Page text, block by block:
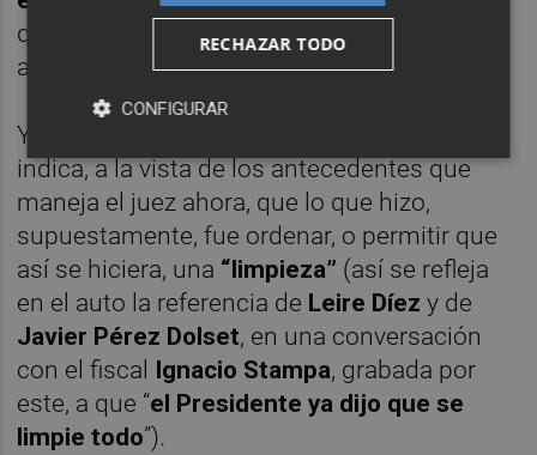
que estaba siendo investigada unos días
antes.
Y no solo siguió
indica, a la vista de los antecedentes que
maneja el juez ahora, que lo que hizo,
supuestamente, fue ordenar, o permitir que
así se hiciera, una “limpieza” (así se refleja
en el auto la referencia de Leire Díez y de
Javier Pérez Dolset, en una conversación
con el fiscal Ignacio Stampa, grabada por
este, a que “el Presidente ya dijo que se
limpie todo”).
RECHAZAR TODO
CONFIGURAR